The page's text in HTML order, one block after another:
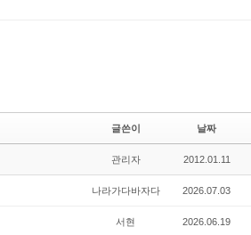
글쓴이 날짜
관리자 2012.01.11
나라가다바자다 2026.07.03
서현 2026.06.19